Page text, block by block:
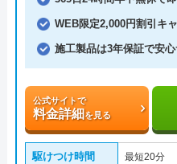
WEB限定2,000円割引キ
施工製品は3年保証で安心
公式サイトで
料金詳細を見る
駆けつけ時間 最短20分